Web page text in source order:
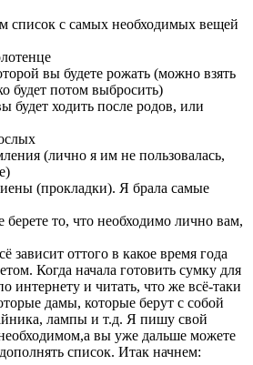
список с самых необходимых вещей
вы будете рожать (можно взять
будет потом выбросить)
будет ходить после родов, или
(лично я им не пользовалась,
(прокладки). Я брала самые
то, что необходимо лично вам,
зависит оттого в какое время года
Когда начала готовить сумку для
интернету и читать, что же всё-таки
дамы, которые берут с собой
лампы и т.д. Я пишу свой
вы уже дальше можете
список. Итак начнем: